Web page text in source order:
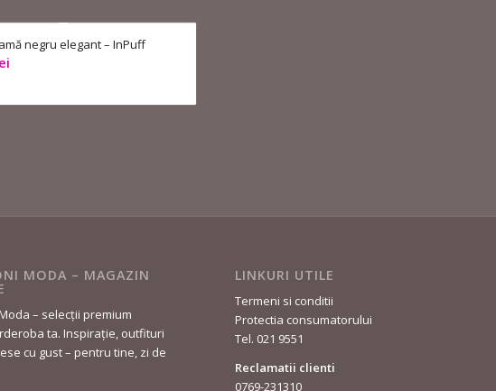
negru elegant – InPuff
MODA – MAGAZIN
– selecții premium
ta. Inspirație, outfituri
cu gust – pentru tine, zi de
LINKURI UTILE
Termeni si conditii
Protectia consumatorului
Tel. 021 9551
Reclamatii clienti
0769-231310